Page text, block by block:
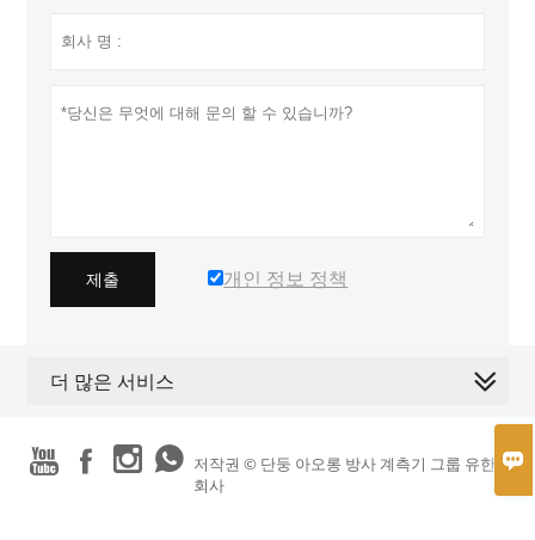

제출 개인 정보 정책
더 많은 서비스
    저작권 © 단둥 아오롱 방사 계측기 그룹 유한
회사